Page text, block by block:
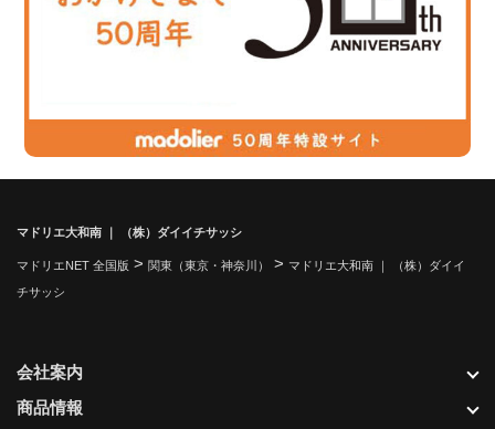
マドリエ大和南 ｜ （株）ダイイチサッシ
マドリエNET 全国版 > 関東（東京・神奈川） > マドリエ大和南 ｜ （株）ダイイ
チサッシ
会社案内
商品情報